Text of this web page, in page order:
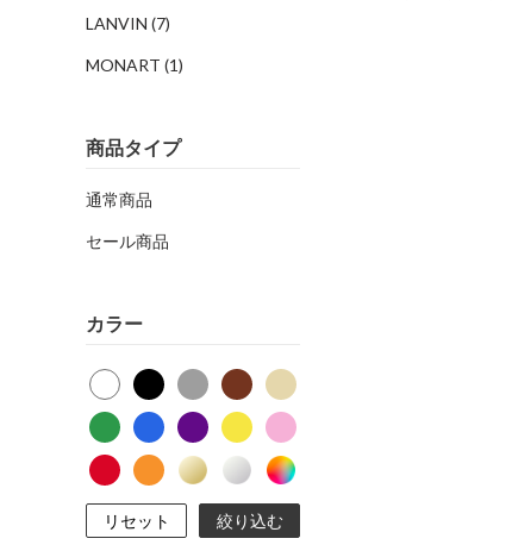
LANVIN (7)
MONART (1)
商品タイプ
通常商品
セール商品
カラー
リセット 絞り込む